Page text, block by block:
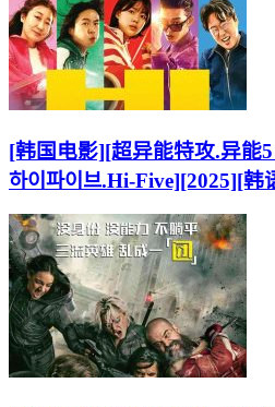
[韩国电影][超异能特攻.异能
하이파이브.Hi-Five][2025][韩